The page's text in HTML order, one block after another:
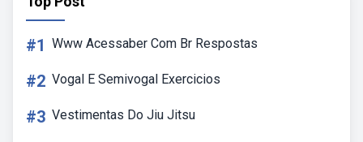
#1 Www Acessaber Com Br Respostas
#2 Vogal E Semivogal Exercicios
#3 Vestimentas Do Jiu Jitsu